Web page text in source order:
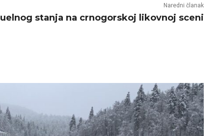
Naredni članak
stanja na crnogorskoj likovnoj sceni